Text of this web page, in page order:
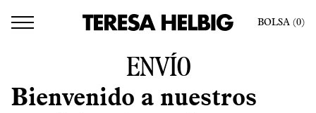
BOLSA (0)
ENVÍO
Bienvenido a nuestros